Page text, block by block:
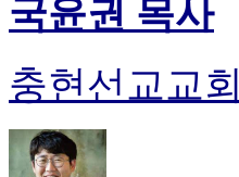
국윤권 목사
충현선교교회